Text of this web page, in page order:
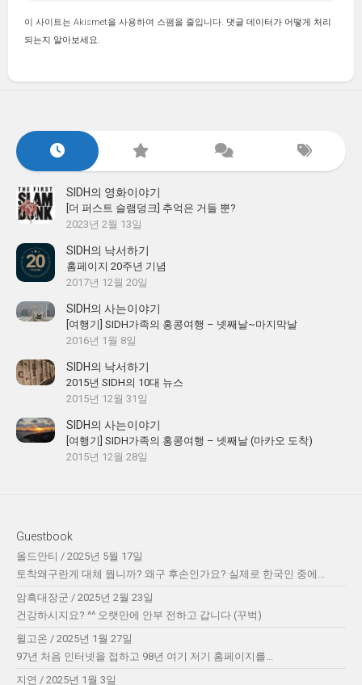
이 사이트는 Akismet을 사용하여 스팸을 줄입니다. 댓글 데이터가 어떻게 처리
되는지 알아보세요.
SIDH의 영화이야기
[더 퍼스트 슬램덩크] 추억은 거들 뿐?
2023년 2월 13일
SIDH의 낙서하기
홈페이지 20주년 기념
2017년 12월 20일
SIDH의 사는이야기
[여행기] SIDH가족의 홍콩여행 – 넷째날~마지막날
2016년 1월 8일
SIDH의 낙서하기
2015년 SIDH의 10대 뉴스
2015년 12월 31일
SIDH의 사는이야기
[여행기] SIDH가족의 홍콩여행 – 넷째날 (마카오 도착)
2015년 12월 28일
Guestbook
올드안티 / 2025년 5월 17일
토착왜구란게 대체 뭡니까? 왜구 후손인가요? 실제로 한국인 중에...
암흑대장군 / 2025년 2월 23일
건강하시지요? ^^ 오랫만에 안부 전하고 갑니다 (꾸벅)
윌고온 / 2025년 1월 27일
97년 처음 인터넷을 접하고 98년 여기 저기 홈페이지를...
지연 / 2025년 1월 3일